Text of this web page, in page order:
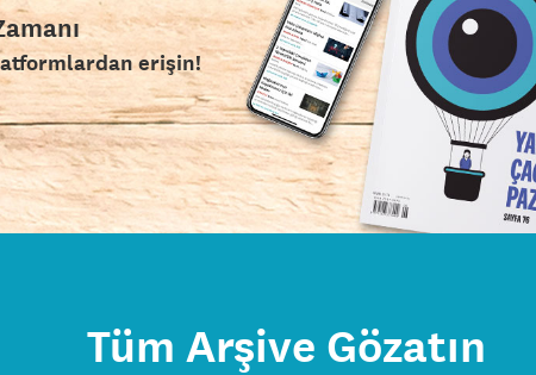
erişin!
Tüm Arşive Gözatın